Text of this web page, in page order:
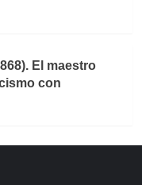
El maestro
con